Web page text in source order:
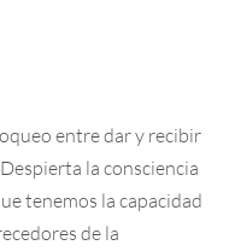
entre dar y recibir
la consciencia
tenemos la capacidad
de la